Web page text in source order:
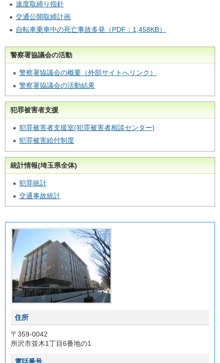
速度取締り指針
交通公開取締計画
自転車乗車中の死亡事故多発（PDF：1,458KB）
警察署協議会の活動
警察署協議会の概要（外部サイトへリンク）
警察署協議会の活動結果
犯罪被害者支援
犯罪被害者支援室(犯罪被害者相談センター)
犯罪被害給付制度
統計情報(埼玉県全体)
犯罪統計
交通事故統計
住所
〒359-0042
所沢市並木1丁目6番地の1